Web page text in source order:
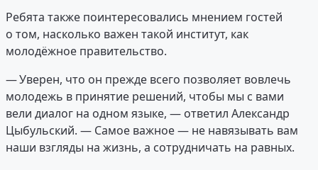
Ребята также поинтересовались мнением гостей
о том, насколько важен такой институт, как
молодёжное правительство.
— Уверен, что он прежде всего позволяет вовлечь
молодежь в принятие решений, чтобы мы с вами
вели диалог на одном языке, — ответил Александр
Цыбульский. — Самое важное — не навязывать вам
наши взгляды на жизнь, а сотрудничать на равных.